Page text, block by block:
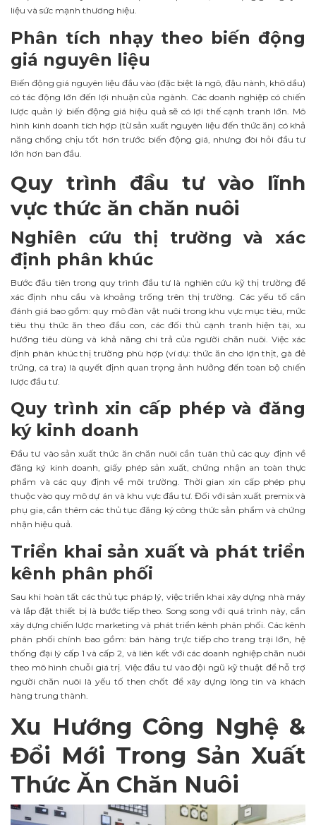
liệu và sức mạnh thương hiệu.
Phân tích nhạy theo biến động
giá nguyên liệu
Biến động giá nguyên liệu đầu vào (đặc biệt là ngô, đậu nành, khô dầu)
có tác động lớn đến lợi nhuận của ngành. Các doanh nghiệp có chiến
lược quản lý biến động giá hiệu quả sẽ có lợi thế cạnh tranh lớn. Mô
hình kinh doanh tích hợp (từ sản xuất nguyên liệu đến thức ăn) có khả
năng chống chịu tốt hơn trước biến động giá, nhưng đòi hỏi đầu tư
lớn hơn ban đầu.
Quy trình đầu tư vào lĩnh
vực thức ăn chăn nuôi
Nghiên cứu thị trường và xác
định phân khúc
Bước đầu tiên trong quy trình đầu tư là nghiên cứu kỹ thị trường để
xác định nhu cầu và khoảng trống trên thị trường. Các yếu tố cần
đánh giá bao gồm: quy mô đàn vật nuôi trong khu vực mục tiêu, mức
tiêu thụ thức ăn theo đầu con, các đối thủ cạnh tranh hiện tại, xu
hướng tiêu dùng và khả năng chi trả của người chăn nuôi. Việc xác
định phân khúc thị trường phù hợp (ví dụ: thức ăn cho lợn thịt, gà đẻ
trứng, cá tra) là quyết định quan trọng ảnh hưởng đến toàn bộ chiến
lược đầu tư.
Quy trình xin cấp phép và đăng
ký kinh doanh
Đầu tư vào sản xuất thức ăn chăn nuôi cần tuân thủ các quy định về
đăng ký kinh doanh, giấy phép sản xuất, chứng nhận an toàn thực
phẩm và các quy định về môi trường. Thời gian xin cấp phép phụ
thuộc vào quy mô dự án và khu vực đầu tư. Đối với sản xuất premix và
phụ gia, cần thêm các thủ tục đăng ký công thức sản phẩm và chứng
nhận hiệu quả.
Triển khai sản xuất và phát triển
kênh phân phối
Sau khi hoàn tất các thủ tục pháp lý, việc triển khai xây dựng nhà máy
và lắp đặt thiết bị là bước tiếp theo. Song song với quá trình này, cần
xây dựng chiến lược marketing và phát triển kênh phân phối. Các kênh
phân phối chính bao gồm: bán hàng trực tiếp cho trang trại lớn, hệ
thống đại lý cấp 1 và cấp 2, và liên kết với các doanh nghiệp chăn nuôi
theo mô hình chuỗi giá trị. Việc đầu tư vào đội ngũ kỹ thuật để hỗ trợ
người chăn nuôi là yếu tố then chốt để xây dựng lòng tin và khách
hàng trung thành.
Xu Hướng Công Nghệ &
Đổi Mới Trong Sản Xuất
Thức Ăn Chăn Nuôi